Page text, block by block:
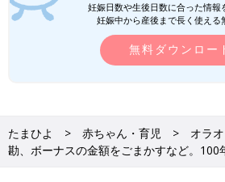
妊娠日数や生後日数に合った情報
妊娠中から産後まで長く使える
無料ダウンロー
たまひよ 赤ちゃん・育児
オラ
勘、ボーナスの金額をごまかすなど。100